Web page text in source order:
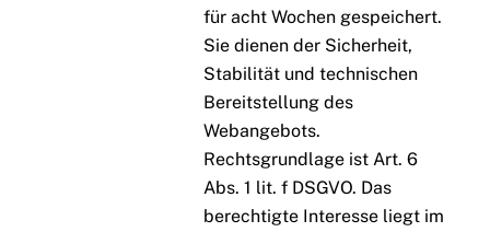
für acht Wochen gespeichert.
Sie dienen der Sicherheit,
Stabilität und technischen
Bereitstellung des
Webangebots.
Rechtsgrundlage ist Art. 6
Abs. 1 lit. f DSGVO. Das
berechtigte Interesse liegt im